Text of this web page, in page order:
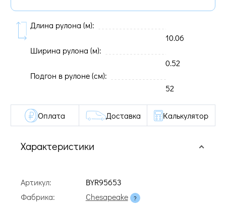
Длина рулона (м):
10.06
Ширина рулона (м):
0.52
Подгон в рулоне (cм):
52
Характеристики
Артикул:
BYR95653
Фабрика:
Chesapeake
Оплата Доставка Калькулятор